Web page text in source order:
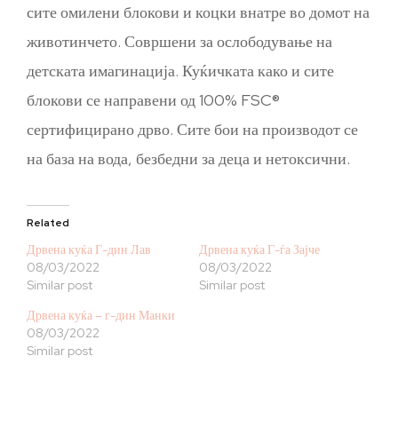
сите омилени блокови и коцки внатре во домот на
животинчето. Совршени за ослободување на
детската имагинација. Куќичката како и сите
блокови се направени од 100% FSC®
сертифицирано дрво. Сите бои на производот се
на база на вода, безбедни за деца и нетоксични.
Related
Дрвена куќа Г-дин Лав
08/03/2022
Similar post
Дрвена куќа Г-ѓа Зајче
08/03/2022
Similar post
Дрвена куќа – г-дин Манки
08/03/2022
Similar post